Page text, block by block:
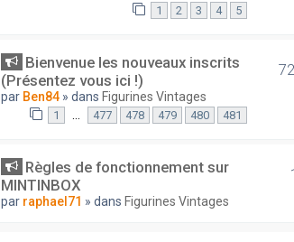
1 2 3 4 5
Bienvenue les nouveaux inscrits
(Présentez vous ici !)
par Ben84 » dans Figurines Vintages
1 … 477 478 479 480 481
Règles de fonctionnement sur
MINTINBOX
par raphael71 » dans Figurines Vintages
1